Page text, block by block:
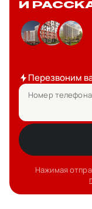
И
Перезвоним
Номер телефона
Нажимая